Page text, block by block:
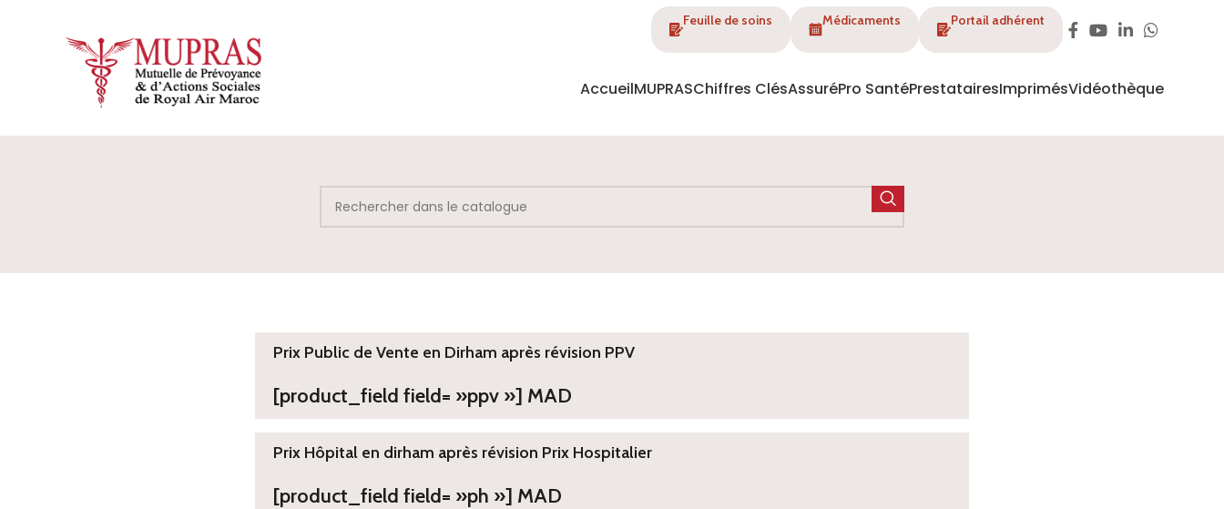
Feuille de soins Médicaments Portail adhérent
AccueilMUPRASChiffres ClésAssuréPro SantéPrestatairesImprimésVidéothèque
Prix Public de Vente en Dirham après révision PPV
[product_field field= »ppv »] MAD
Prix Hôpital en dirham après révision Prix Hospitalier
[product_field field= »ph »] MAD